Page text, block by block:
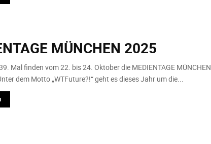
MÜNCHEN 2025
Mal finden vom 22. bis 24. Oktober die MEDIENTAGE MÜNCHEN
dem Motto „WTFuture?!“ geht es dieses Jahr um die...